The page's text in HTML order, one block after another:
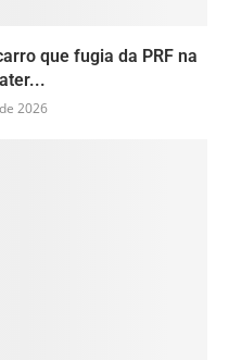
que fugia da PRF na
2026